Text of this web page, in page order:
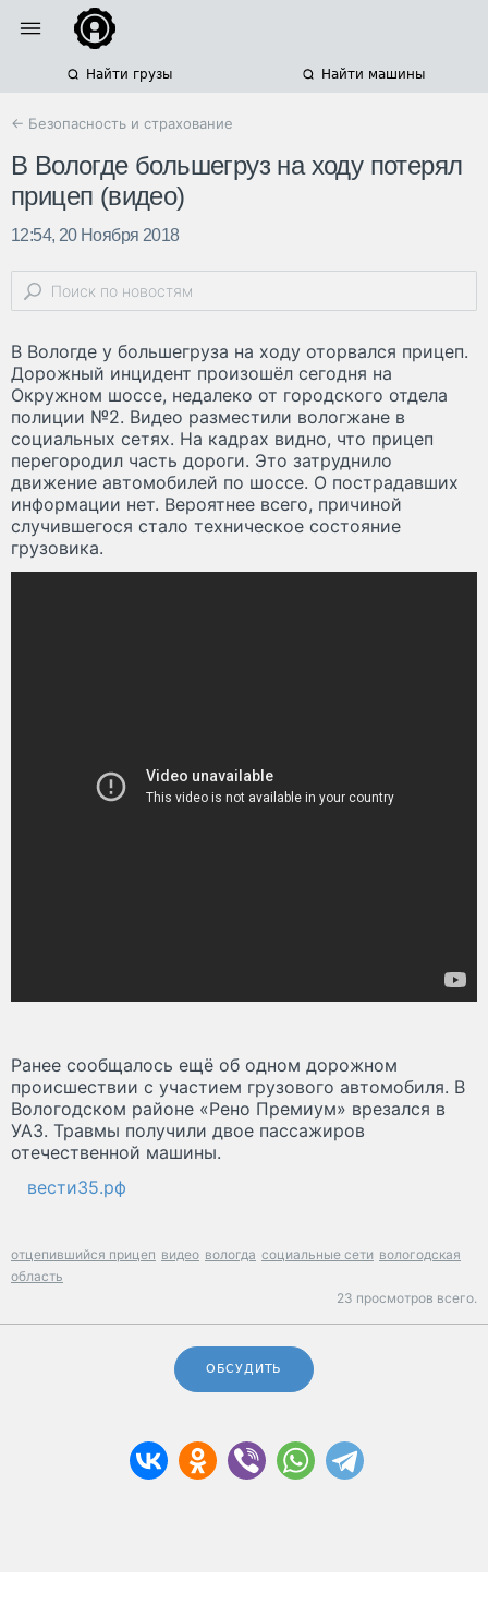
Найти грузы Найти машины
← Безопасность и страхование
В Вологде большегруз на ходу потерял
прицеп (видео)
12:54, 20 Ноября 2018
В Вологде у большегруза на ходу оторвался прицеп.
Дорожный инцидент произошёл сегодня на
Окружном шоссе, недалеко от городского отдела
полиции №2. Видео разместили вологжане в
социальных сетях. На кадрах видно, что прицеп
перегородил часть дороги. Это затруднило
движение автомобилей по шоссе. О пострадавших
информации нет. Вероятнее всего, причиной
случившегося стало техническое состояние
грузовика.
Ранее сообщалось ещё об одном дорожном
происшествии с участием грузового автомобиля. В
Вологодском районе «Рено Премиум» врезался в
УАЗ. Травмы получили двое пассажиров
отечественной машины.
вести35.рф
отцепившийся прицеп видео вологда социальные сети вологодская
область
23 просмотров всего.
ОБСУДИТЬ